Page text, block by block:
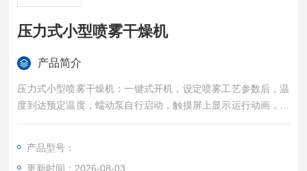
压力式小型喷雾干燥机
产品简介
压力式小型喷雾干燥机：一键式开机，设定喷雾工艺参数后，温
度到达预定温度，蠕动泵自行启动，触摸屏上显示运行动画，运
行流程清晰显示；关机时只需按停止键，机器自动安全关机。●
手动状态，整个实验过程彩色触摸屏动态显示（动画）●设有喷
产品型号：
更新时间：2026-08-03